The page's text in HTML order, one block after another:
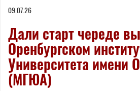
09.07.26
Дали старт череде
Оренбургском
Университета имени
(МГЮА)